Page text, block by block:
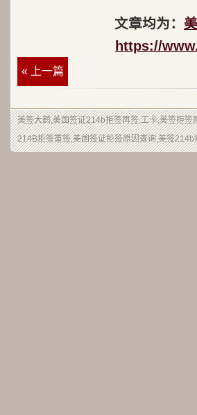
文章均为：
https://
« 上一篇
美签大鹤,美国签证214b拒签再签,工卡,美签拒签
214B拒签重签,美国签证拒签原因查询,美签214b